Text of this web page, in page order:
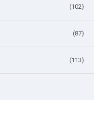
(102)
(87)
(113)